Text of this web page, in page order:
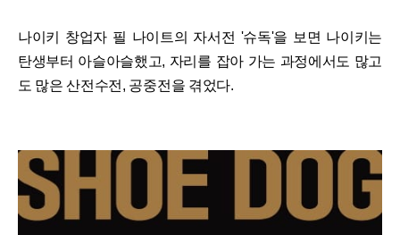
나이키 창업자 필 나이트의 자서전 '슈독'을 보면 나이키는
탄생부터 아슬아슬했고, 자리를 잡아 가는 과정에서도 많고
도 많은 산전수전, 공중전을 겪었다.